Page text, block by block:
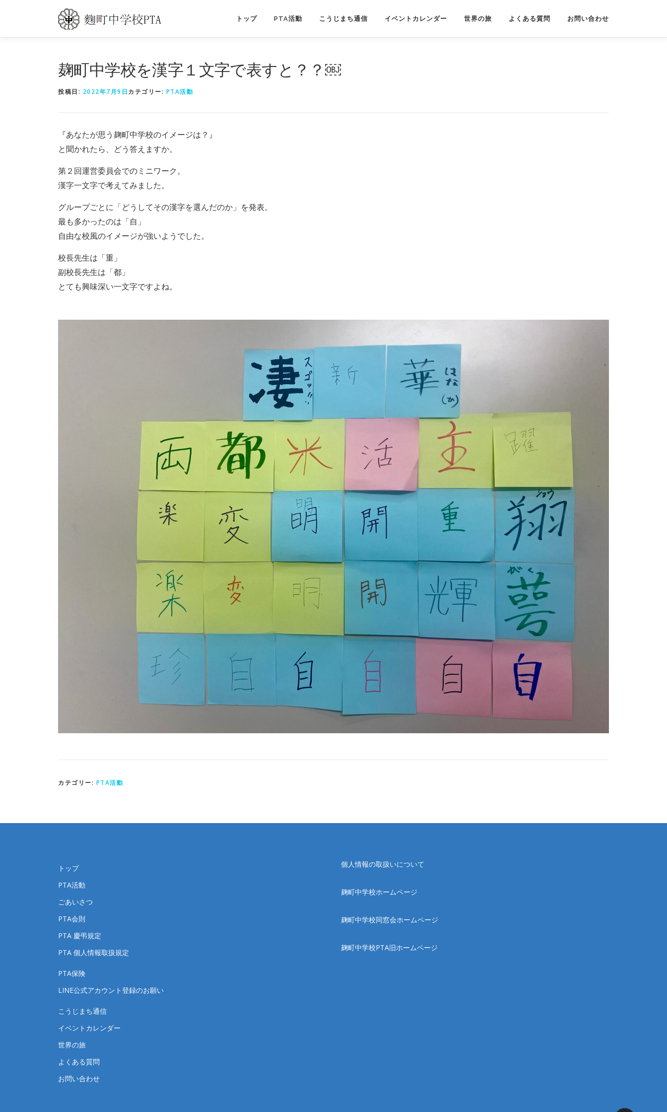
テ
トップ PTA活動 こうじまち通信 イベントカレンダー 世界の旅 よくある質問 お問い合わせ
麹町中学校を漢字１文字で表すと？？￼
投稿日: 2022年7月9日カテゴリー: PTA活動
『あなたが思う麹町中学校のイメージは？』
と聞かれたら、どう答えますか。
第２回運営委員会でのミニワーク。
漢字一文字で考えてみました。
グループごとに「どうしてその漢字を選んだのか」を発表。
最も多かったのは「自」
自由な校風のイメージが強いようでした。
校長先生は「重」
副校長先生は「都」
とても興味深い一文字ですよね。
カテゴリー: PTA活動
トップ
PTA活動
ごあいさつ
PTA会則
PTA 慶弔規定
PTA 個人情報取扱規定
PTA保険
LINE公式アカウント登録のお願い
こうじまち通信
イベントカレンダー
世界の旅
よくある質問
お問い合わせ
個人情報の取扱いについて
麹町中学校ホームページ
麹町中学校同窓会ホームページ
麹町中学校PTA旧ホームページ